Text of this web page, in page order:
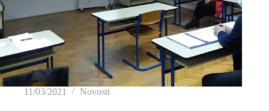
11/03/2021 Novosti